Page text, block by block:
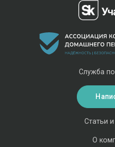
Статьи
О
Служба